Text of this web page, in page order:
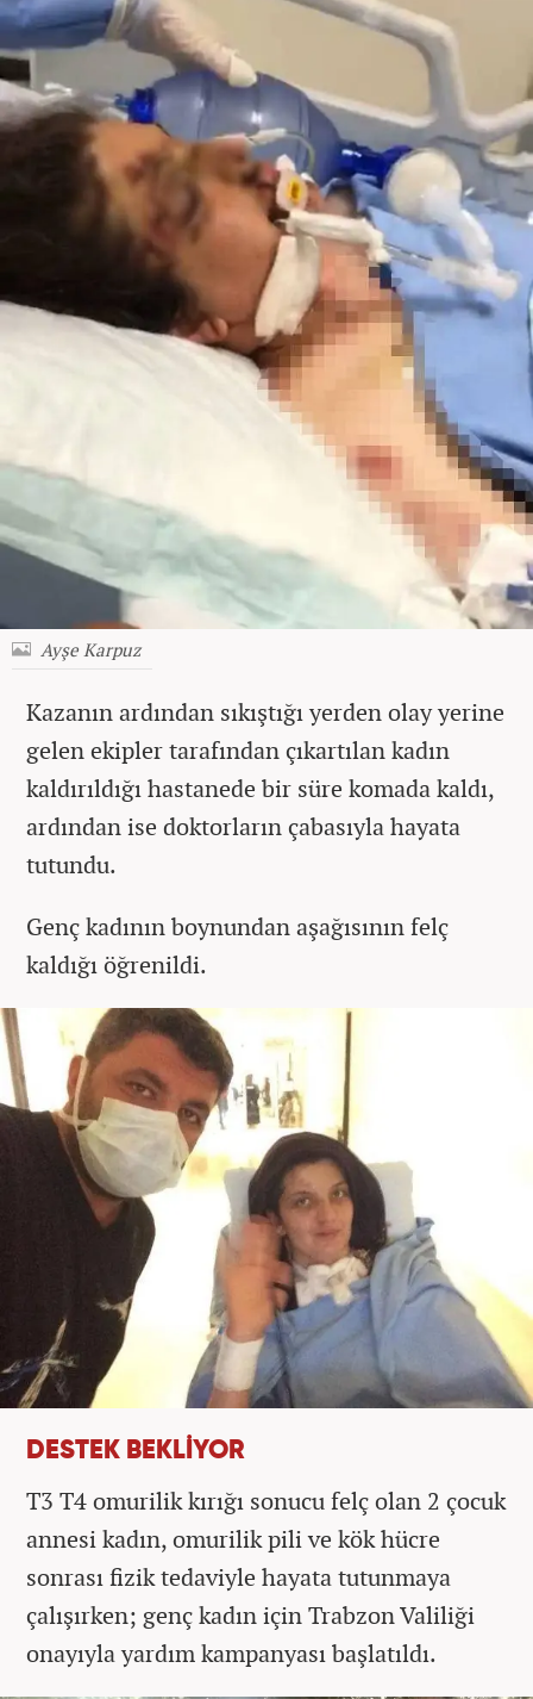
Ayşe Karpuz
Kazanın ardından sıkıştığı yerden olay yerine
gelen ekipler tarafından çıkartılan kadın
kaldırıldığı hastanede bir süre komada kaldı,
ardından ise doktorların çabasıyla hayata
tutundu.
Genç kadının boynundan aşağısının felç
kaldığı öğrenildi.
DESTEK BEKLİYOR
T3 T4 omurilik kırığı sonucu felç olan 2 çocuk
annesi kadın, omurilik pili ve kök hücre
sonrası fizik tedaviyle hayata tutunmaya
çalışırken; genç kadın için Trabzon Valiliği
onayıyla yardım kampanyası başlatıldı.